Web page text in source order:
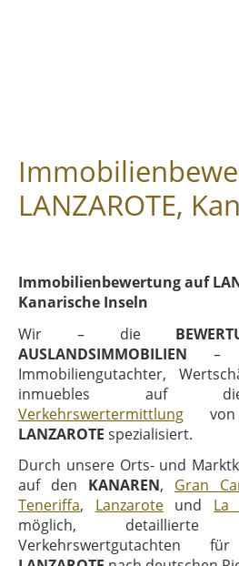
LANZAROTE,
Immobilienbewertung auf
Kanarische Inseln
Wir – die
AUSLANDSIMMOBILIEN –
Immobiliengutachter,
inmuebles auf
Verkehrswertermittlung von
LANZAROTE spezialisiert.
Durch unsere Orts- und
auf den KANAREN, Gran
Teneriffa, Lanzaroteund La
möglich,
Verkehrswertgutachten